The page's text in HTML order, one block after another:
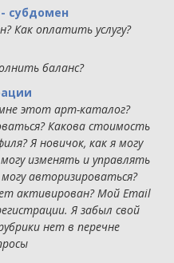
субдомен
Как оплатить услугу?
баланс?
этот арт-каталог?
Какова стоимость
Я новичок, как я могу
изменять и управлять
авторизироваться?
активирован? Мой Email
Я забыл свой
нет в перечне